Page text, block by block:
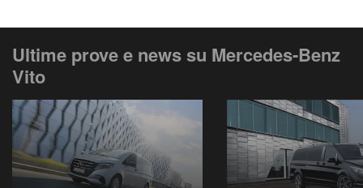
Ultime prove e news su Mercedes-Benz
Vito